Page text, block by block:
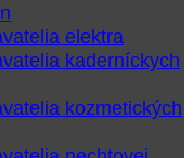
elektra
kaderníckych
kozmetických